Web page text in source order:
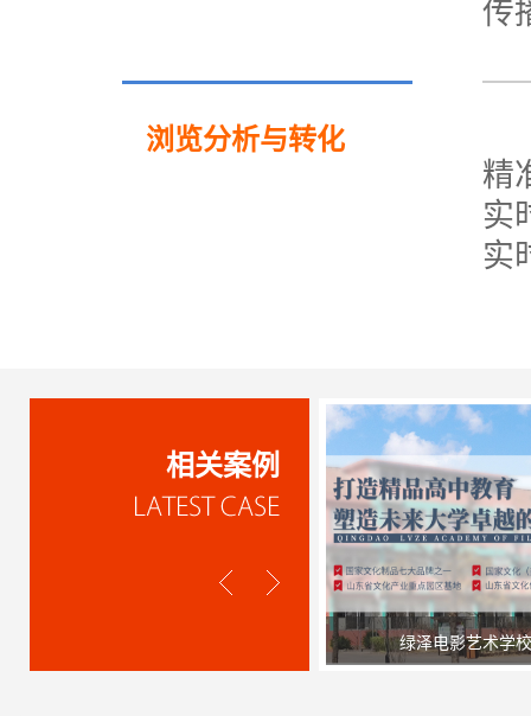
传
浏览分析与转化
精
实
实
相关案例
绿泽电影艺术学